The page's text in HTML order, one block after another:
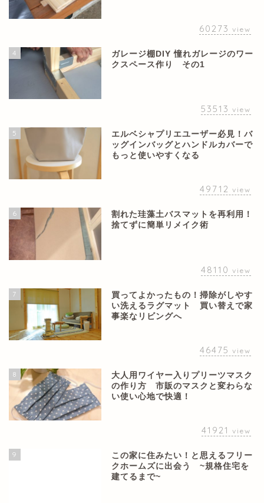
60273 view
4
ガレージ棚DIY 憧れガレージのワー
クスペース作り その1
53513 view
5
エルベシャプリエユーザー必見！バ
ッグインバッグとハンドルカバーで
もっと使いやすくなる
49712 view
6
割れた珪藻土バスマットを再利用！
捨てずに簡単リメイク術
48110 view
7
買ってよかったもの！掃除がしやす
い洗えるラグマット 買い替えで家
事楽なリビングへ
46475 view
8
大人用ワイヤー入りプリーツマスク
の作り方 市販のマスクと変わらな
い使い心地で快適！
41921 view
9
この家に住みたい！と思えるフリー
クホームズに出会う ~規格住宅を
建てるまで~